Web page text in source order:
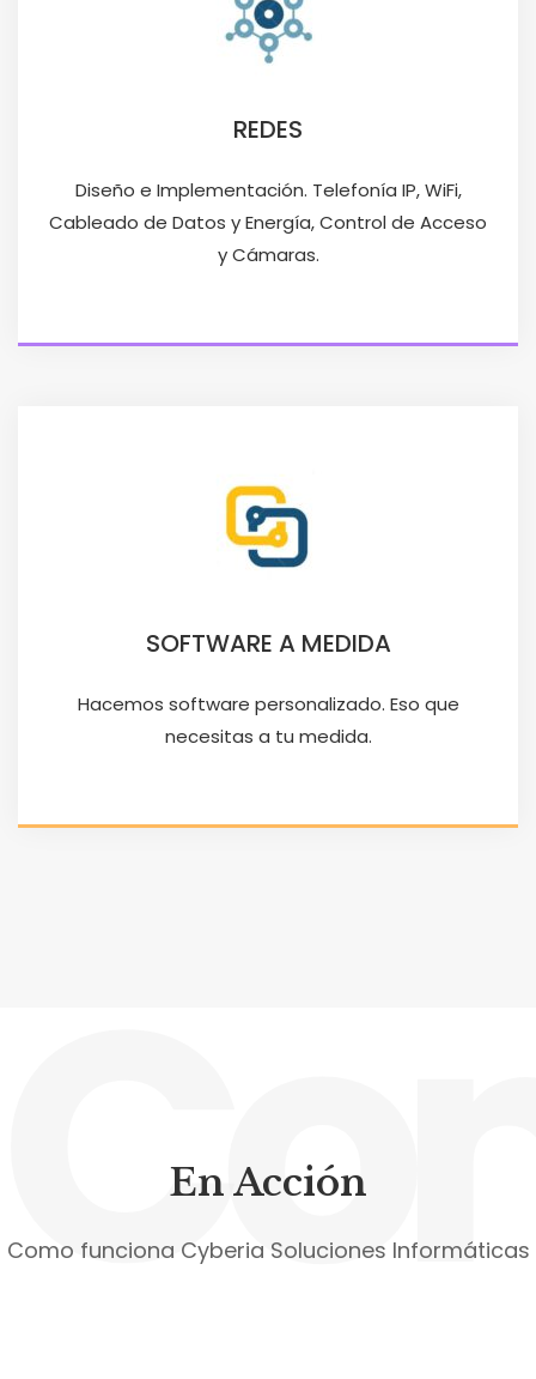
REDES
Diseño e Implementación. Telefonía IP, WiFi,
Cableado de Datos y Energía, Control de Acceso
y Cámaras.
SOFTWARE A MEDIDA
Hacemos software personalizado. Eso que
necesitas a tu medida.
En Acción
Como funciona Cyberia Soluciones Informáticas